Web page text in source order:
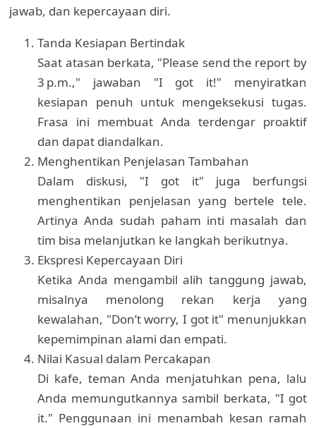
jawab, dan kepercayaan diri.
Tanda Kesiapan Bertindak
Saat atasan berkata, "Please send the report by
3 p.m.," jawaban "I got it!" menyiratkan
kesiapan penuh untuk mengeksekusi tugas.
Frasa ini membuat Anda terdengar proaktif
dan dapat diandalkan.
Menghentikan Penjelasan Tambahan
Dalam diskusi, "I got it" juga berfungsi
menghentikan penjelasan yang bertele tele.
Artinya Anda sudah paham inti masalah dan
tim bisa melanjutkan ke langkah berikutnya.
Ekspresi Kepercayaan Diri
Ketika Anda mengambil alih tanggung jawab,
misalnya menolong rekan kerja yang
kewalahan, "Don’t worry, I got it" menunjukkan
kepemimpinan alami dan empati.
Nilai Kasual dalam Percakapan
Di kafe, teman Anda menjatuhkan pena, lalu
Anda memungutkannya sambil berkata, "I got
it." Penggunaan ini menambah kesan ramah